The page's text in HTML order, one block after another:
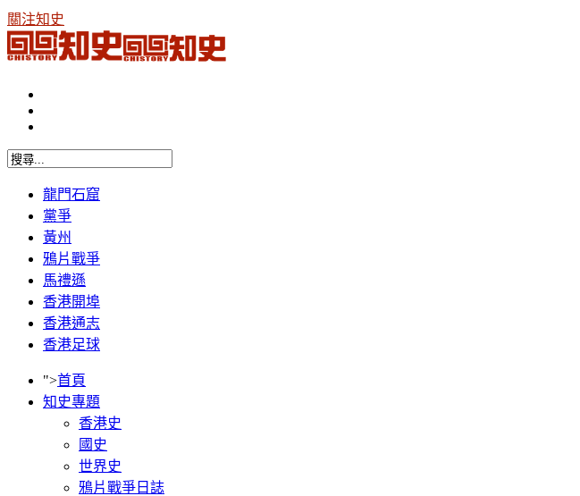
關注知史
龍門石窟
黨爭
黃州
鴉片戰爭
馬禮遜
香港開埠
香港通志
香港足球
">首頁
知史專題
香港史
國史
世界史
鴉片戰爭日誌